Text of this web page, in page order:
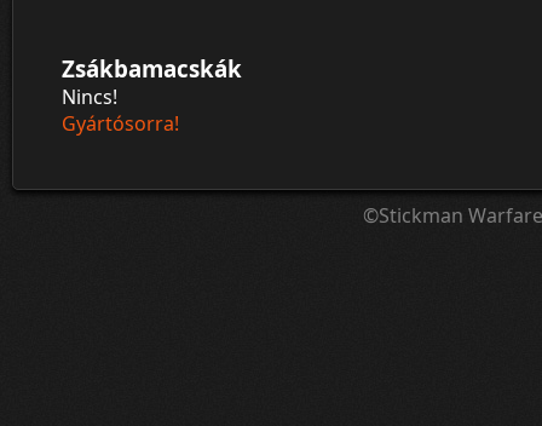
Zsákbamacskák
Nincs!
Gyártósorra!
©Stickman Warfare